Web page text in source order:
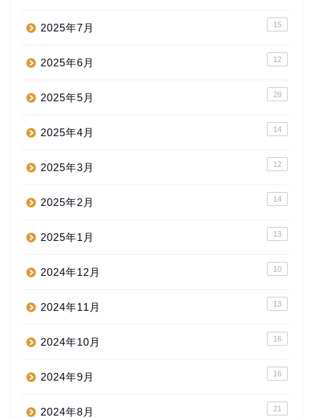
2025年7月 15
2025年6月 12
2025年5月 28
2025年4月 14
2025年3月 12
2025年2月 14
2025年1月 13
2024年12月 10
2024年11月 13
2024年10月 16
2024年9月 16
2024年8月 21